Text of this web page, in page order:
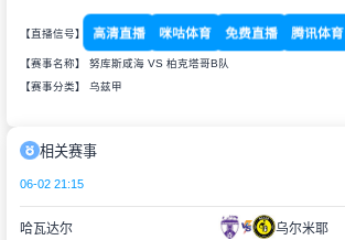
【直播信号】 高清直播 咪咕体育 免费直播 腾讯体育
【赛事名称】 努库斯咸海 VS 柏克塔哥B队
【赛事分类】 乌兹甲
相关赛事
06-02 21:15
哈瓦达尔 乌尔米耶